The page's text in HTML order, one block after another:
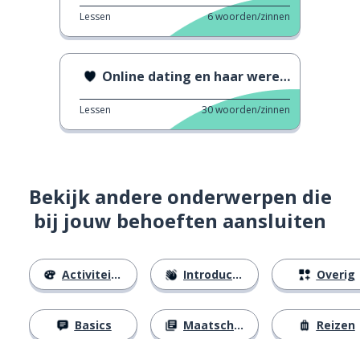
Lessen 6woorden/zinnen
Online dating en haar wereldwijde impact
Lessen 30woorden/zinnen
Bekijk andere onderwerpen die
bij jouw behoeften aansluiten
Activiteiten
Basics
Introducties
Maatschappij
Overig
Reizen